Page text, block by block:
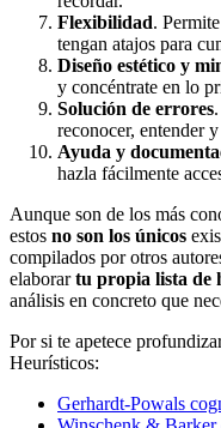
Flexibilidad.
tengan atajos para
Diseño estético y
y concéntrate en lo
Solución de errores
reconocer, entender
Ayuda y
hazla fácilmente
Aunque son de los más
estos no son los únicos
compilados por otros
elaborartu propia lista de
análisis en concreto que
Por si te apetece
Heurísticos:
Gerhardt-Powals